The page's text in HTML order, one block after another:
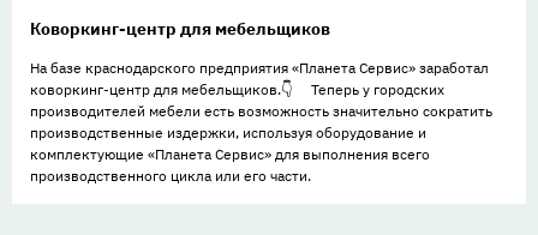
Коворкинг-центр для мебельщиков
На базе краснодарского предприятия «Планета Сервис» заработал
коворкинг-центр для мебельщиков.👇 ⠀ Теперь у городских
производителей мебели есть возможность значительно сократить
производственные издержки, используя оборудование и
комплектующие «Планета Сервис» для выполнения всего
производственного цикла или его части.